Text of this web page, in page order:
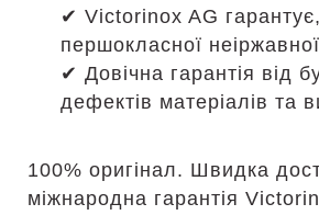
✔ Victorinox AG
першокласної
✔ Довічна гарантія від
дефектів матеріалів та
100% оригінал. Швидка
міжнародна гарантія